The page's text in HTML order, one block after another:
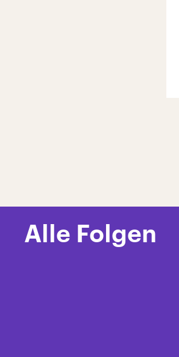
Alle Folgen